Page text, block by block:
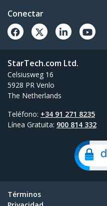
Conectar
StarTech.com Ltd.
Celsiusweg 16
5928 PR Venlo
The Netherlands
Teléfono: +34 91 271 8235
Línea Gratuita: 900 814 332
Términos